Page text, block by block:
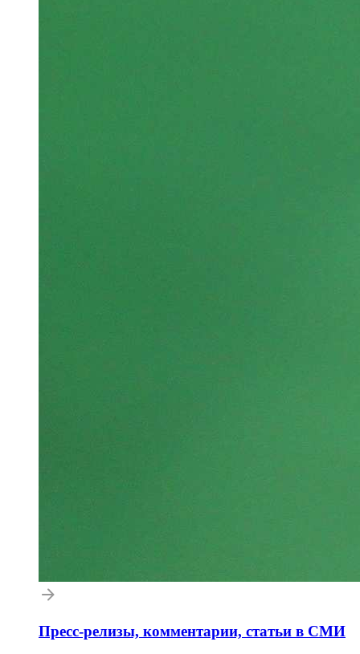
Пресс-релизы, комментарии, статьи в СМИ